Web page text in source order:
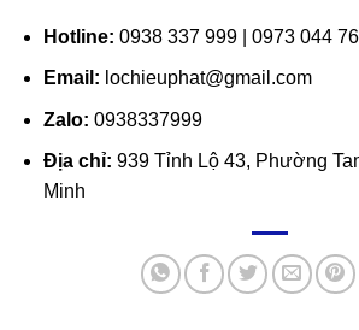
Hotline: 0938 337 999 | 0973 044
Email: lochieuphat@gmail.com
Zalo: 0938337999
Địa chỉ: 939 Tỉnh Lộ 43, Phường
Minh